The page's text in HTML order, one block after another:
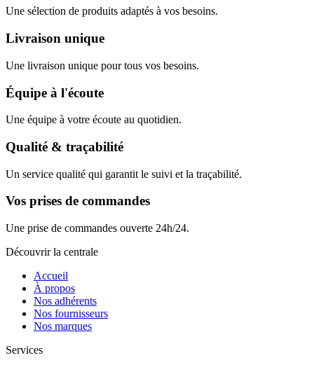
Une sélection de produits adaptés à vos besoins.
Livraison unique
Une livraison unique pour tous vos besoins.
Équipe à l'écoute
Une équipe à votre écoute au quotidien.
Qualité & traçabilité
Un service qualité qui garantit le suivi et la traçabilité.
Vos prises de commandes
Une prise de commandes ouverte 24h/24.
Découvrir la centrale
Accueil
À propos
Nos adhérents
Nos fournisseurs
Nos marques
Services